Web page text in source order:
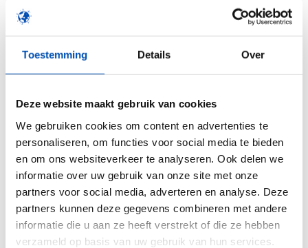
Toestemming Details Over
Deze website maakt gebruik van cookies
We gebruiken cookies om content en advertenties te
personaliseren, om functies voor social media te bieden
en om ons websiteverkeer te analyseren. Ook delen we
informatie over uw gebruik van onze site met onze
partners voor social media, adverteren en analyse. Deze
partners kunnen deze gegevens combineren met andere
informatie die u aan ze heeft verstrekt of die ze hebben
verzameld op basis van uw gebruik van hun services.
working with the team on this” states André van
At the moment there are 56 companies located at
these companies.
Source:Pivot Park
/
Deel dit stuk